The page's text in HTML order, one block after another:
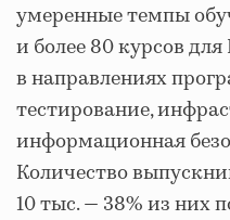
умеренные темпы
и более 80 курсов
в направлениях
тестирование,
информационная
Количество
10 тыс. — 38% из них